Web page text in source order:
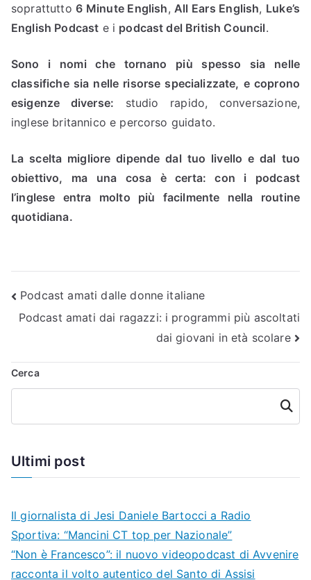
soprattutto6 Minute English, All Ears English, Luke’s
English Podcast e i podcast del British Council.
Sono i nomi che tornano più spesso sia nelle
classifiche sia nelle risorse specializzate, e coprono
esigenze diverse: studio rapido, conversazione,
inglese britannico e percorso guidato.
La scelta migliore dipende dal tuo livello e dal tuo
obiettivo, ma una cosa è certa: con i podcast
l’inglese entra molto più facilmente nella routine
quotidiana.
Navigazione
articoli
Podcast amati dalle donne italiane
Podcast amati dai ragazzi: i programmi più ascoltati
dai giovani in età scolare
Cerca
Cerca
Ultimi post
Il giornalista di Jesi Daniele Bartocci a Radio
Sportiva: “Mancini CT top per Nazionale”
“Non è Francesco”: il nuovo videopodcast di Avvenire
racconta il volto autentico del Santo di Assisi